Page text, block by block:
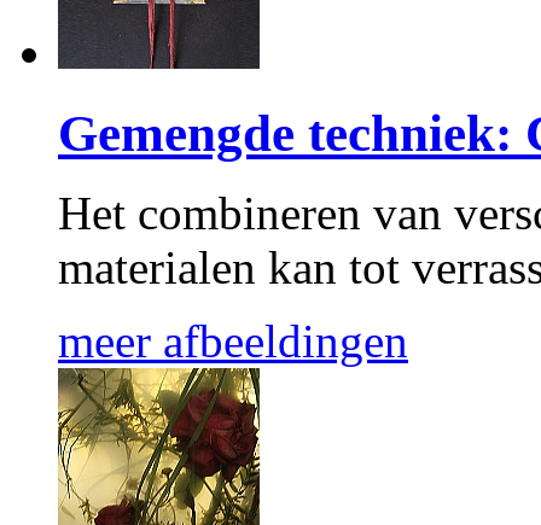
Gemengde
Het combineren van
materialen kan tot
meer afbeeldingen